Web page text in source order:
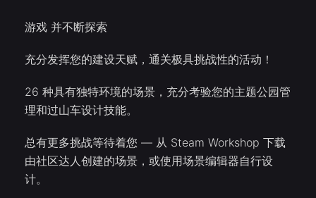
游戏 并不断探索
充分发挥您的建设天赋，通关极具挑战性的活动！
26 种具有独特环境的场景，充分考验您的主题公园管
理和过山车设计技能。
总有更多挑战等待着您 — 从 Steam Workshop 下载
由社区达人创建的场景，或使用场景编辑器自行设
计。